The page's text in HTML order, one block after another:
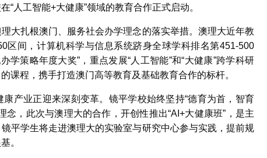
人工智能+大健康”领域的教育合作正式启动。
大扎根澳门、服务社会办学理念的落实举措。澳理大近年教
区间，计算机科学与信息系统跻身全球学科排名第451-500
学策略年度大奖”，重点发展“人工智能”和“大健康”跨学科研
课程，携手打造澳门高等教育及基础教育合作的标杆。
产业正迎来深刻变革。镜平学校始终坚持“德育为首，智育
，此次与澳理大的合作，开创性推出“AI+大健康班”，是主
平学生将走进澳理大的实验室与研究中心参与实践，提前规
。